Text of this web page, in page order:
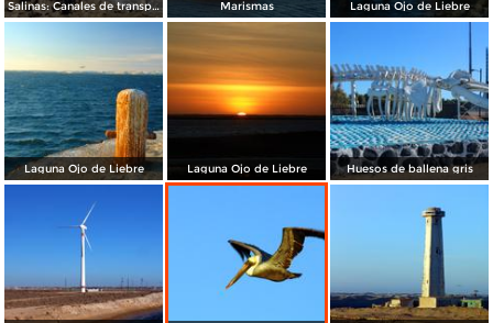
Salinas: Canales de transportación de agua marina Marismas Laguna Ojo de Liebre
Laguna Ojo de Liebre Laguna Ojo de Liebre Huesos de ballena gris